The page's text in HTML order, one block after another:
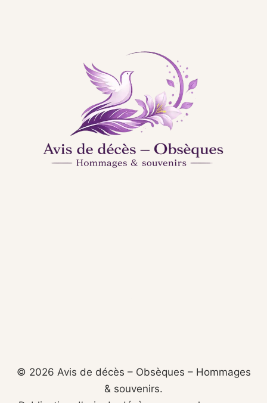
© 2026 Avis de décès – Obsèques – Hommages
& souvenirs.